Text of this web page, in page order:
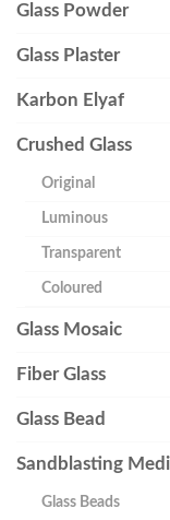
Glass Powder
Glass Plaster
Karbon Elyaf
Crushed Glass
Original
Luminous
Transparent
Coloured
Glass Mosaic
Fiber Glass
Glass Bead
Sandblasting
Glass Beads